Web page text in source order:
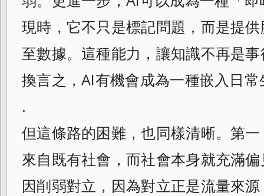
現時，它不只是標記問題，而是提
至數據。這種能力，讓知識不再是
換言之，AI有機會成為一種嵌入日
.
但這條路的困難，也同樣清晰。第
來自既有社會，而社會本身就充滿
因削弱對立，因為對立正是流量來